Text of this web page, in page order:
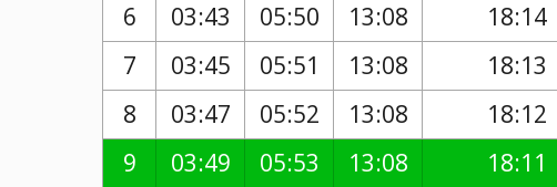
6
03:43 05:50 13:08 18:14
7
03:45 05:51 13:08 18:13
8
03:47 05:52 13:08 18:12
9
03:49 05:53 13:08 18:11